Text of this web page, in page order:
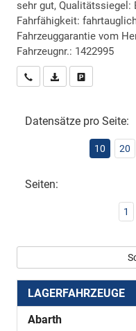
sehr gut, Qualitätssiegel:
Fahrfähigkeit:
Fahrzeuggarantie vom
Fahrzeugnr.: 1422995
Wir rufen Sie an
PDF-Datei,
Datensätze pro Seite:
10 20
Seiten:
1
LAGERFAHRZEUGE
Abarth